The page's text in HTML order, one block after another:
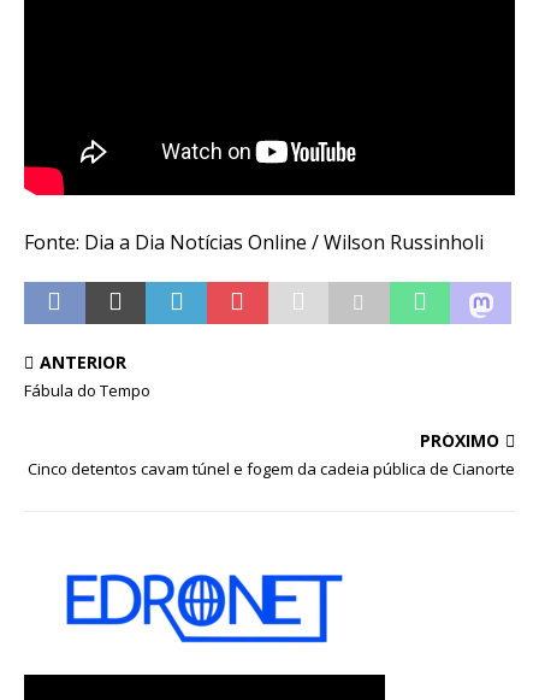
Fonte: Dia a Dia Notícias Online / Wilson Russinholi
ANTERIOR
Fábula do Tempo
PRÓXIMO
Cinco detentos cavam túnel e fogem da cadeia pública de Cianorte